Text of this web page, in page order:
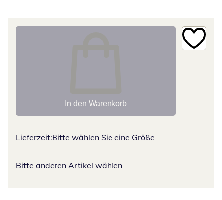
In den Warenkorb
Lieferzeit:Bitte wählen Sie eine Größe
Bitte anderen Artikel wählen